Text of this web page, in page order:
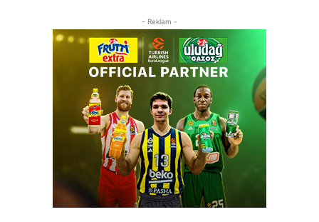
- Reklam -